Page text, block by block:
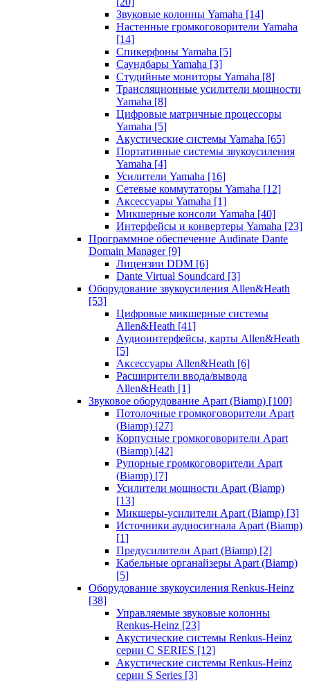
Звуковые колонны Yamaha [14]
Настенные громкоговорители Yamaha
[14]
Спикерфоны Yamaha [5]
Саундбары Yamaha [3]
Студийные мониторы Yamaha [8]
Трансляционные усилители мощности
Yamaha [8]
Цифровые матричные процессоры
Yamaha [5]
Акустические системы Yamaha [65]
Портативные системы звукоусиления
Yamaha [4]
Усилители Yamaha [16]
Сетевые коммутаторы Yamaha [12]
Аксессуары Yamaha [1]
Микшерные консоли Yamaha [40]
Интерфейсы и конвертеры Yamaha [23]
Программное обеспечение Audinate Dante
Domain Manager [9]
Лицензии DDM [6]
Dante Virtual Soundcard [3]
Оборудование звукоусиления Allen&Heath
[53]
Цифровые микшерные системы
Allen&Heath [41]
Аудиоинтерфейсы, карты Allen&Heath
[5]
Аксессуары Allen&Heath [6]
Расширители ввода/вывода
Allen&Heath [1]
Звуковое оборудование Apart (Biamp) [100]
Потолочные громкоговорители Apart
(Biamp) [27]
Корпусные громкоговорители Apart
(Biamp) [42]
Рупорные громкоговорители Apart
(Biamp) [7]
Усилители мощности Apart (Biamp)
[13]
Микшеры-усилители Apart (Biamp) [3]
Источники аудиосигнала Apart (Biamp)
[1]
Предусилители Apart (Biamp) [2]
Кабельные органайзеры Apart (Biamp)
[5]
Оборудование звукоусиления Renkus-Heinz
[38]
Управляемые звуковые колонны
Renkus-Heinz [23]
Акустические системы Renkus-Heinz
серии C SERIES [12]
Акустические системы Renkus-Heinz
серии S Series [3]